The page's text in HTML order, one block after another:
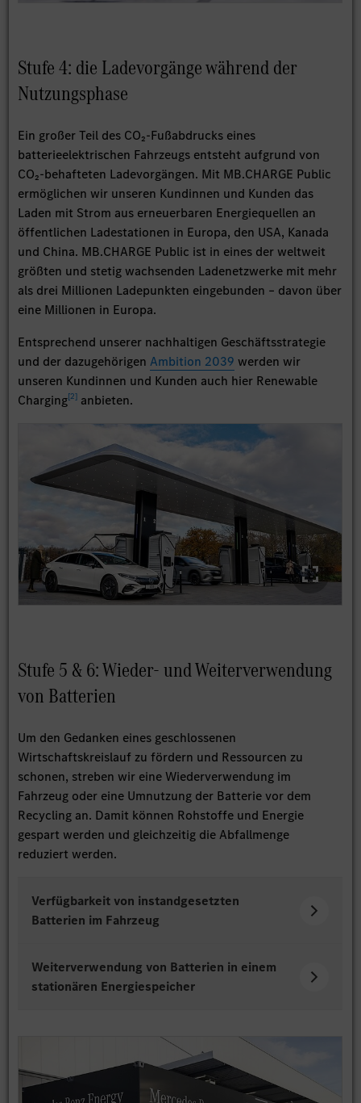
Stufe 4: die Ladevorgänge während der
Nutzungsphase
Ein großer Teil des CO₂-Fußabdrucks eines
batterieelektrischen Fahrzeugs entsteht aufgrund von
CO₂-behafteten Ladevorgängen. Mit MB.CHARGE Public
ermöglichen wir unseren Kundinnen und Kunden das
Laden mit Strom aus erneuerbaren Energiequellen an
öffentlichen Ladestationen in Europa, den USA, Kanada
und China. MB.CHARGE Public ist in eines der weltweit
größten und stetig wachsenden Ladenetzwerke mit mehr
als drei Millionen Ladepunkten eingebunden – davon über
eine Millionen in Europa.
Entsprechend unserer nachhaltigen Geschäftsstrategie
und der dazugehörigenAmbition 2039 werden wir
unseren Kundinnen und Kunden auch hier Renewable
Charging[2] anbieten.
Stufe 5 & 6: Wieder- und Weiterverwendung
von Batterien
Um den Gedanken eines geschlossenen
Wirtschaftskreislauf zu fördern und Ressourcen zu
schonen, streben wir eine Wiederverwendung im
Fahrzeug oder eine Umnutzung der Batterie vor dem
Recycling an. Damit können Rohstoffe und Energie
gespart werden und gleichzeitig die Abfallmenge
reduziert werden.
Verfügbarkeit von instandgesetzten
Batterien im Fahrzeug
Weiterverwendung von Batterien in einem
stationären Energiespeicher